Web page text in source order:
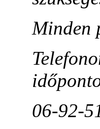
Minden
06-92-